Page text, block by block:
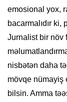
emosional yox,
bacarmalıdır
Jurnalist bir növ
nisbətən daha
mövqe nümayiş
bilsin. Amma